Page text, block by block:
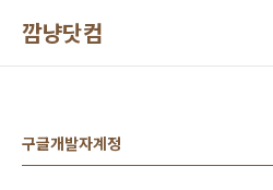
깜냥닷컴
구글개발자계정